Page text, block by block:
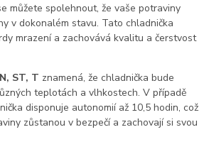
můžete spolehnout, že vaše potraviny
v dokonalém stavu. Tato chladnička
mrazení a zachovává kvalitu a čerstvost
ST, T znamená, že chladnička bude
teplotách a vlhkostech. V případě
disponuje autonomií až 10,5 hodin, což
zůstanou v bezpečí a zachovají si svou